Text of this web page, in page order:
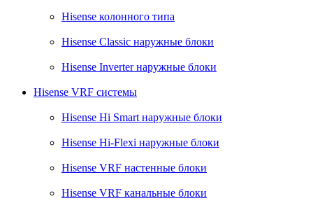
Hisense колонного типа
Hisense Classic наружные блоки
Hisense Inverter наружные блоки
Hisense VRF системы
Hisense Hi Smart наружные блоки
Hisense Hi-Flexi наружные блоки
Hisense VRF настенные блоки
Hisense VRF канальные блоки